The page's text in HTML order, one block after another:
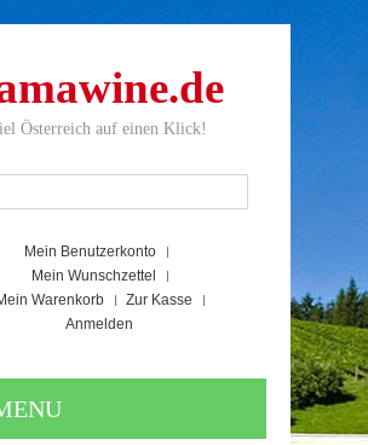
Österreich auf einen Klick!
Mein Benutzerkonto
Mein Wunschzettel
Warenkorb
Zur Kasse
Anmelden